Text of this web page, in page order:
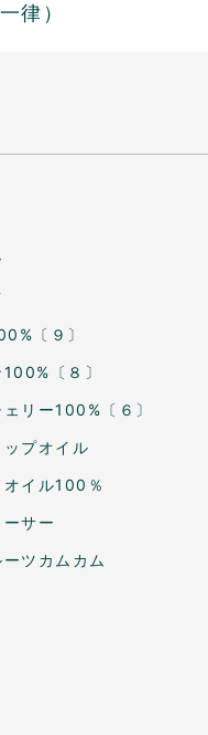
律）
〔９〕
〔８〕
リー100%〔６〕
プオイル
イル100％
サー
ツカムカム